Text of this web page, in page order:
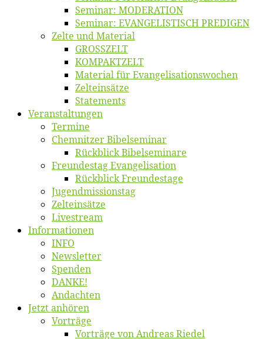
Se­mi­nar: MODERATION
Se­mi­nar: EVANGELISTISCH PREDIGEN
Zel­te und Material
GROSSZELT
KOMPAKTZELT
Ma­te­ri­al für Evangelisationswochen
Zelt­ein­sät­ze
State­ments
Ver­an­stal­tun­gen
Ter­mi­ne
Chemnit­zer Bibelseminar
Rück­blick Bibelseminare
Freun­des­tag Evangelisation
Rück­blick Freundestage
Jugend­mis­sions­tag
Zelt­ein­sät­ze
Live­stream
Informatio­nen
INFO
News­let­ter
Spen­den
DANKE!
An­dach­ten
Jetzt an­hö­ren
Vor­trä­ge
Vor­trä­ge von An­dre­as Riedel